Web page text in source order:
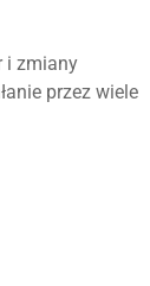
i zmiany
przez wiele